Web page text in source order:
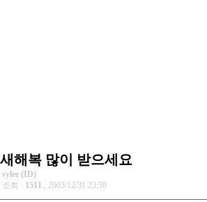
새해복 많이 받으세요
sylee (ID)
조회 : 1511 , 2003/12/31 23:59